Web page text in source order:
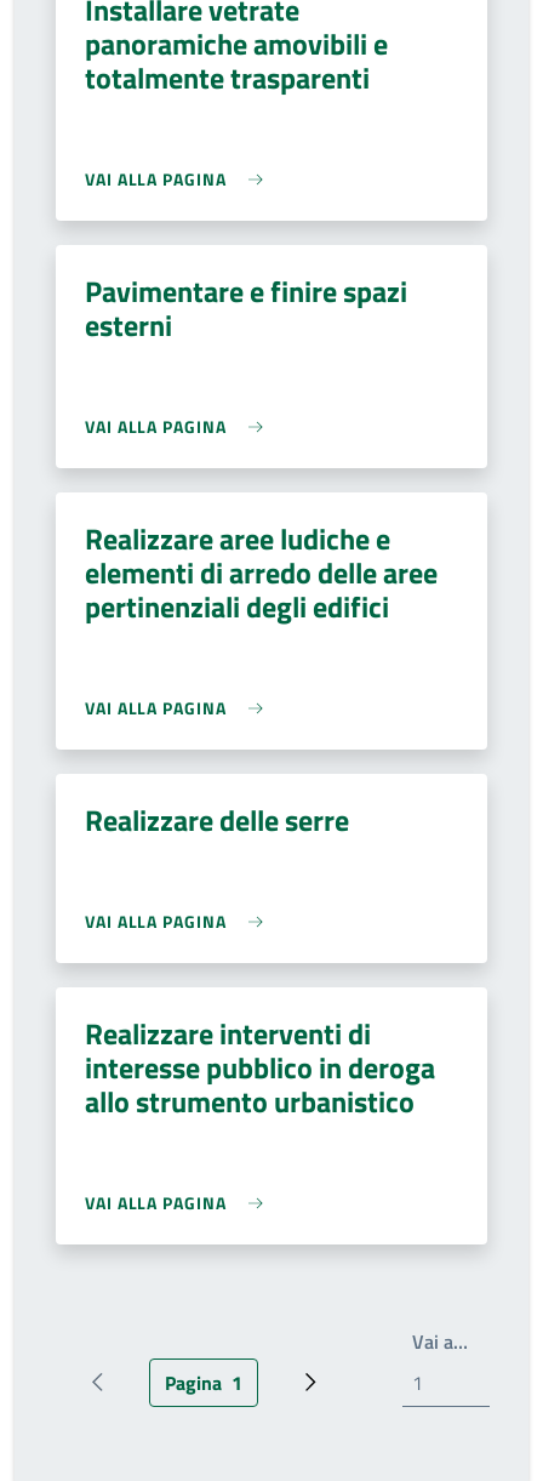
Installare vetrate
panoramiche amovibili e
totalmente trasparenti
VAI ALLA PAGINA
Pavimentare e finire spazi
esterni
VAI ALLA PAGINA
Realizzare aree ludiche e
elementi di arredo delle aree
pertinenziali degli edifici
VAI ALLA PAGINA
Realizzare delle serre
VAI ALLA PAGINA
Realizzare interventi di
interesse pubblico in deroga
allo strumento urbanistico
VAI ALLA PAGINA
Pagina precedentePagina attuale
Pagina 1 Prossima pagina
Vai a…